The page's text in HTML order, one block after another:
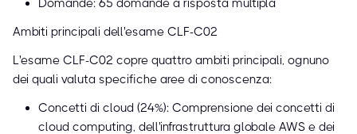
Domande: 65 domande a risposta multipla
Ambiti principali dell'esame CLF-C02
L'esame CLF-C02 copre quattro ambiti principali, ognuno
dei quali valuta specifiche aree di conoscenza:
Concetti di cloud (24%): Comprensione dei concetti di
cloud computing, dell'infrastruttura globale AWS e dei